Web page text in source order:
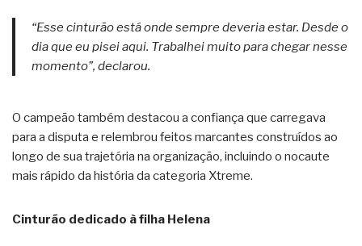
“Esse cinturão está onde sempre deveria estar. Desde o
dia que eu pisei aqui. Trabalhei muito para chegar nesse
momento”, declarou.
O campeão também destacou a confiança que carregava
para a disputa e relembrou feitos marcantes construídos ao
longo de sua trajetória na organização, incluindo o nocaute
mais rápido da história da categoria Xtreme.
Cinturão dedicado à filha Helena